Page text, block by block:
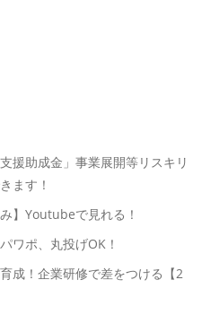
援助成金」事業展開等リスキリ
ます！
】Youtubeで見れる！
ワポ、丸投げOK！
成！企業研修で差をつける【2